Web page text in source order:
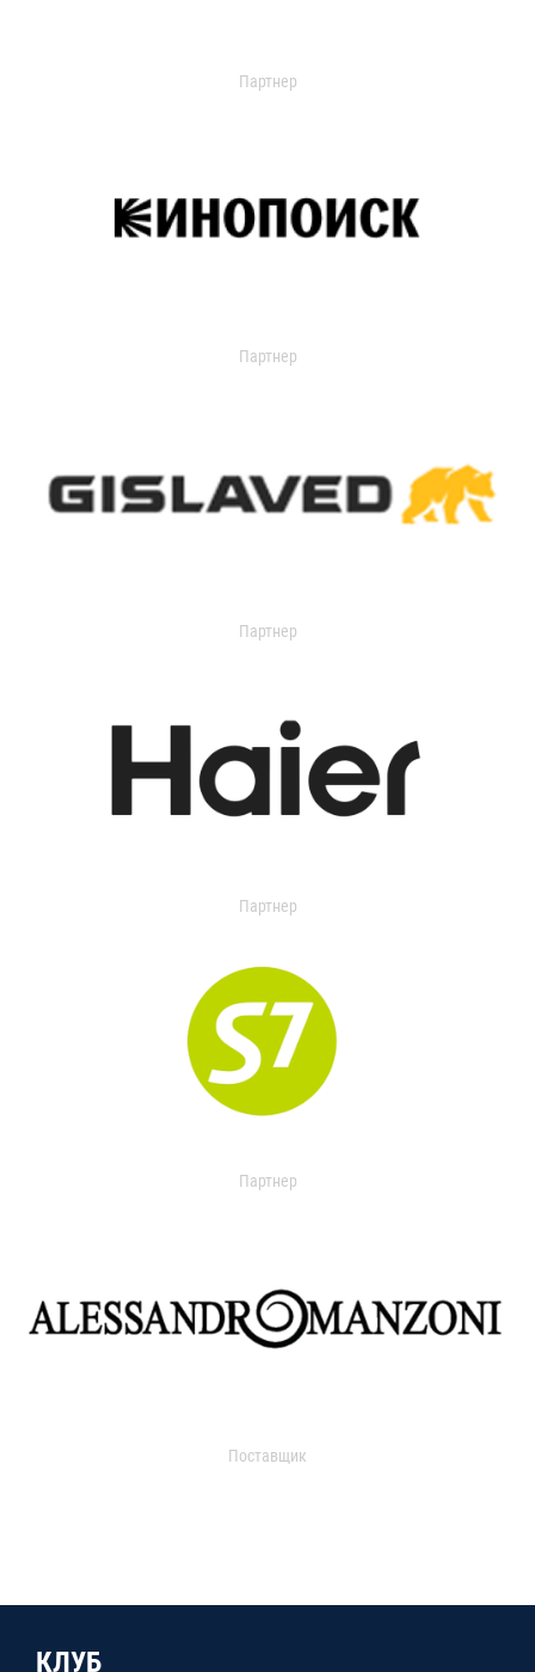
Партнер
Партнер
Партнер
Партнер
Партнер
Поставщик
КЛУБ